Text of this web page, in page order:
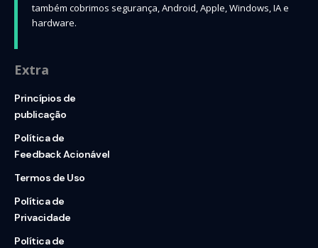
também cobrimos segurança, Android, Apple, Windows, IA e
hardware.
Extra
Princípios de
publicação
Política de
Feedback Acionável
Termos de Uso
Política de
Privacidade
Política de